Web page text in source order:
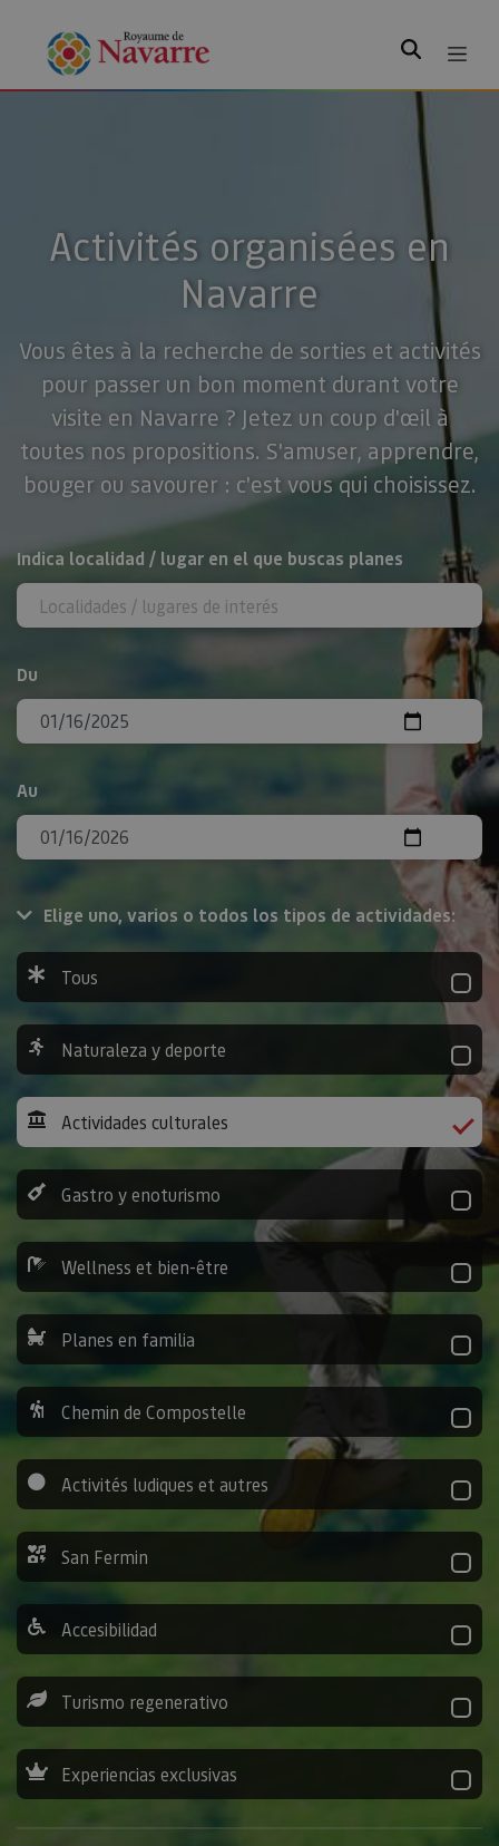
Rechercher
Activités organisées en
Navarre
Vous êtes à la recherche de sorties et activités
pour passer un bon moment durant votre
visite en Navarre ? Jetez un coup d'œil à
toutes nos propositions. S'amuser, apprendre,
bouger ou savourer : c'est vous qui choisissez.
Rechercher
Indica localidad / lugar en el que buscas planes
Du
Au
Elige uno, varios o todos los tipos de actividades:
Tous
Naturaleza y deporte
Actividades culturales
Gastro y enoturismo
Wellness et bien-être
Planes en familia
Chemin de Compostelle
Activités ludiques et autres
San Fermin
Accesibilidad
Turismo regenerativo
Experiencias exclusivas